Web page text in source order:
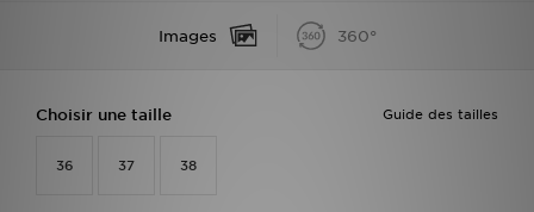
Images 360°
Guide des tailles
Choisir une taille
36 37 38
Service client
Nos Magasins